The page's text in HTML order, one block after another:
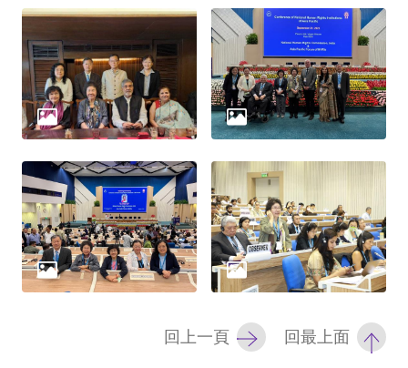
安
全
政
隱
私
權
保
回上一頁 回最上面